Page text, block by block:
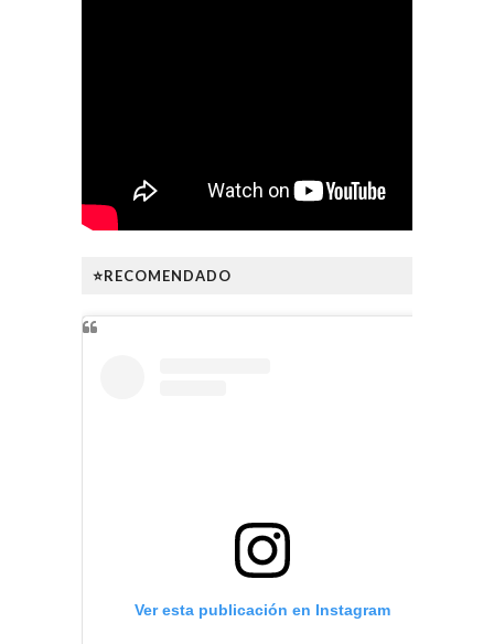
⭐RECOMENDADO
Ver esta publicación en Instagram